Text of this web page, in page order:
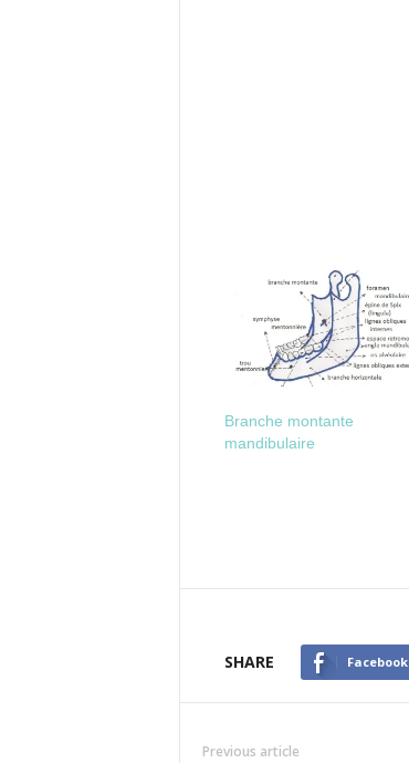
Branche montante
mandibulaire
SHARE Facebook
Previous article